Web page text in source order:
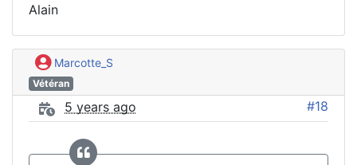
Alain
Marcotte_S
Vétéran
5 years ago #18